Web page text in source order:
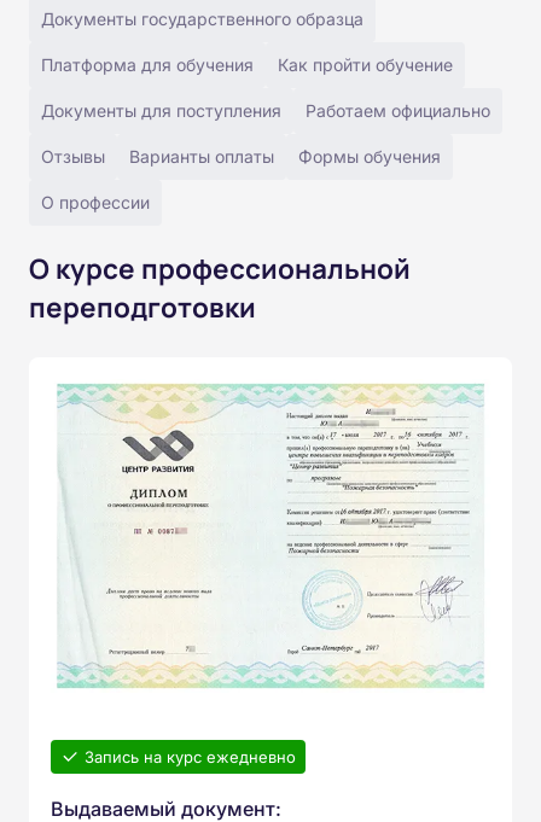
Документы государственного образца
Платформа для обучения Как пройти обучение
Документы для поступления Работаем официально
Отзывы Варианты оплаты Формы обучения
О профессии
О курсе профессиональной
переподготовки
Запись на курс ежедневно
Выдаваемый документ: